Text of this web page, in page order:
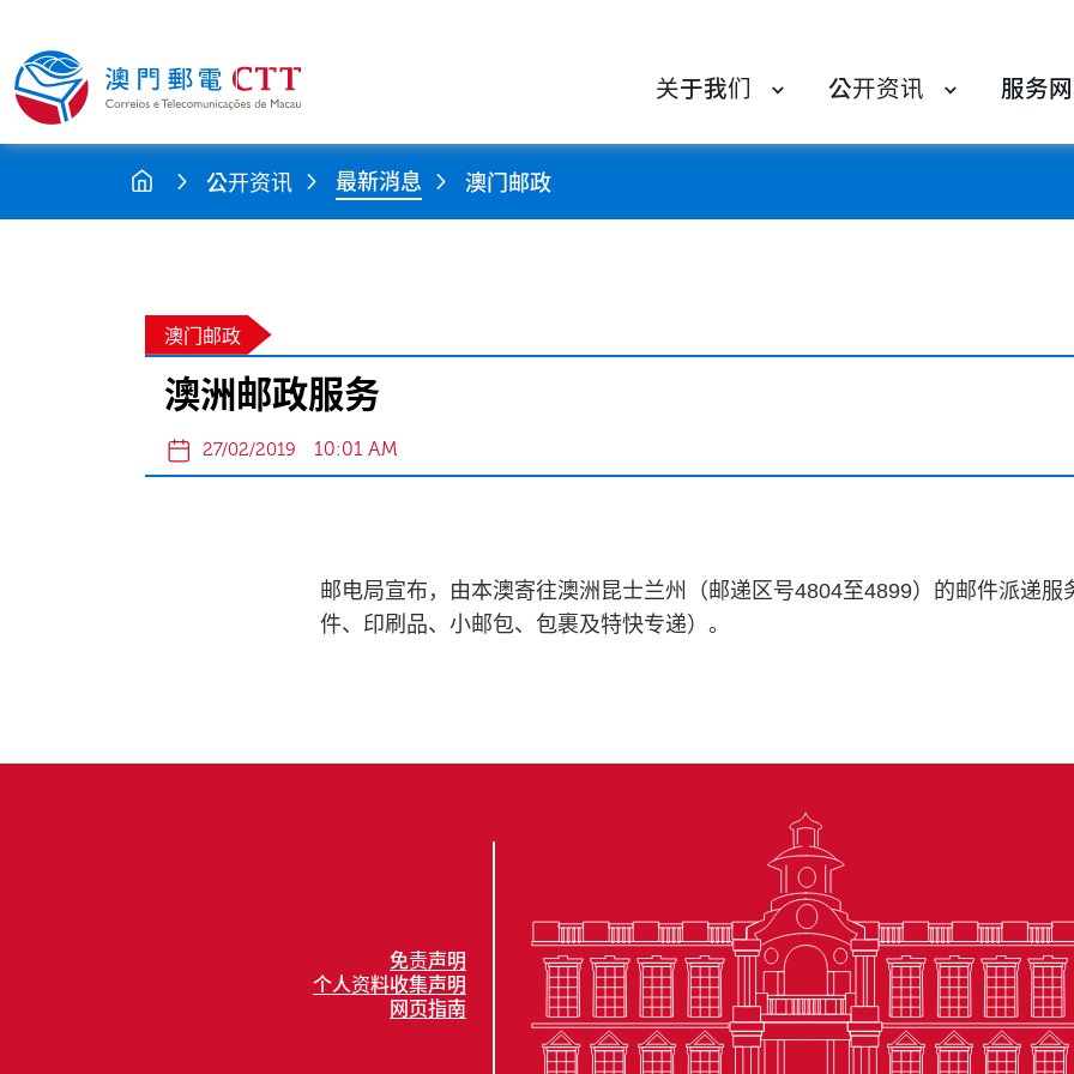
关于我们 公开资讯 服务
公开资讯 最新消息 澳门邮政
澳门邮政
澳洲邮政服务
27/02/2019 10:01 AM
邮电局宣布，由本澳寄往澳洲昆士兰州（邮递区号4804至4899）的邮件派递服
件、印刷品、小邮包、包裹及特快专递）。
免责声明
个人资料收集声明
网页指南